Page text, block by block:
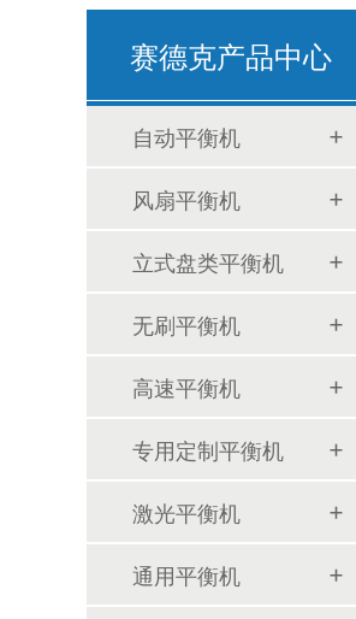
赛德克产品中心
自动平衡机
风扇平衡机
立式盘类平衡机
无刷平衡机
高速平衡机
专用定制平衡机
激光平衡机
通用平衡机